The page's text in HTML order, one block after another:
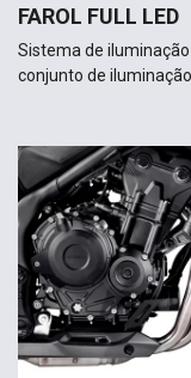
FAROL FULL LED
Sistema de iluminação
conjunto de